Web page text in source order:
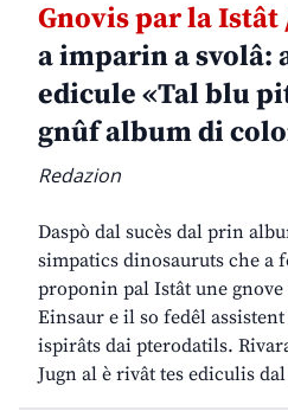
Gnovis par la Istât
a imparin a svolâ:
edicule «Tal blu
gnûf album di
Redazion
Daspò dal sucès dal prin
simpatics dinosauruts che a
proponin pal Istât une
Einsaur e il so fedêl
ispirâts dai pterodatils.
Jugn al è rivât tes ediculis